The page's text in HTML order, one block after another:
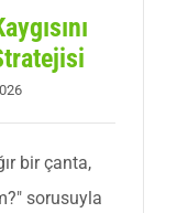
bir çanta,
sorusuyla